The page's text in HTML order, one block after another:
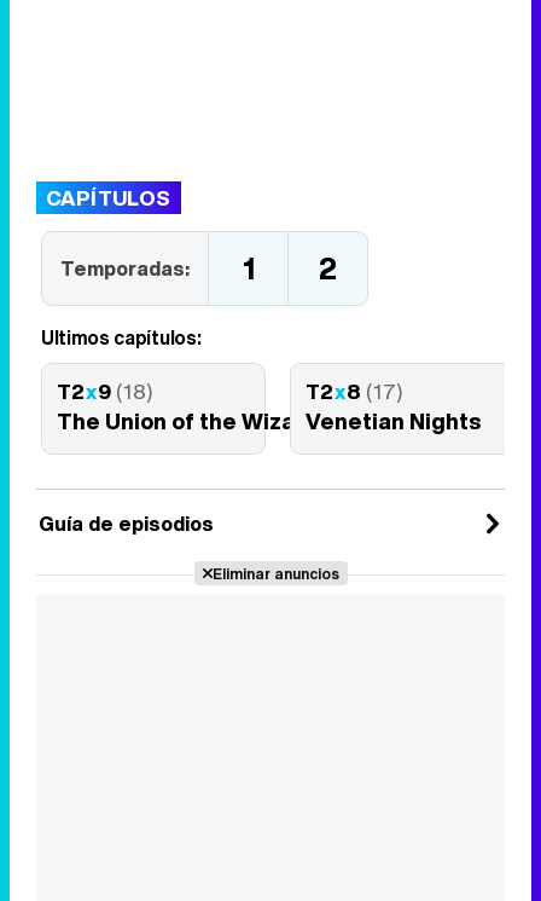
CAPÍTULOS
Temporadas: 1 2
Últimos capítulos:
T2x9 (18)
The Union of the Wizard & The Warrior
T2x8 (17)
Venetian Nights
Guía de episodios
Eliminar anuncios